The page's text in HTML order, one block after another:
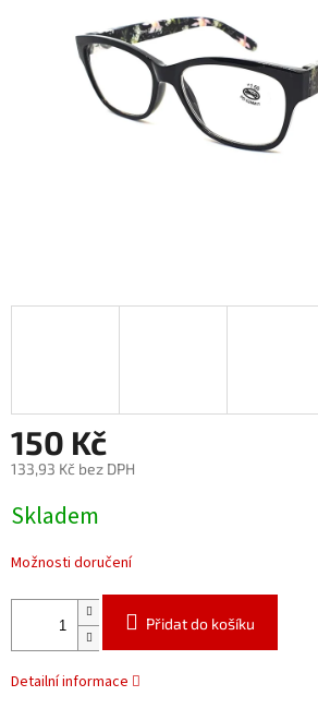
150 Kč
133,93 Kč bez DPH
cena:
Skladem
Možnosti doručení
Přidat do košíku
Detailní informace